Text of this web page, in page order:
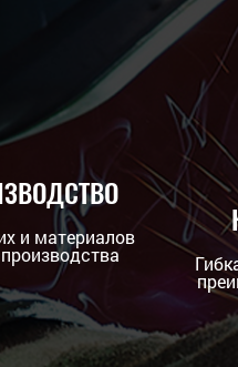
и материалов